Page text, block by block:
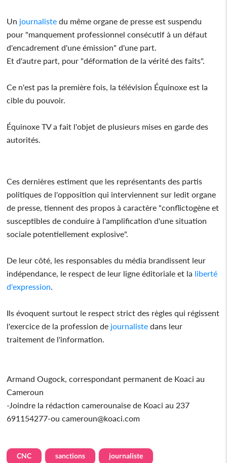
Un journaliste du même organe de presse est suspendu
pour "manquement professionnel consécutif à un défaut
d'encadrement d'une émission" d'une part.
Et d'autre part, pour "déformation de la vérité des faits".
Ce n'est pas la première fois, la télévision Équinoxe est la
cible du pouvoir.
Équinoxe TV a fait l'objet de plusieurs mises en garde des
autorités.
Ces dernières estiment que les représentants des partis
politiques de l'opposition qui interviennent sur ledit organe
de presse, tiennent des propos à caractère "conflictogène et
susceptibles de conduire à l'amplification d'une situation
sociale potentiellement explosive".
De leur côté, les responsables du média brandissent leur
indépendance, le respect de leur ligne éditoriale et la liberté
d'expression
Ils évoquent surtout le respect strict des règles qui régissent
l'exercice de la profession de journaliste dans leur
traitement de l'information.
Armand Ougock, correspondant permanent de Koaci au
Cameroun
-Joindre la rédaction camerounaise de Koaci au 237
691154277-ou cameroun@koaci.com
CNC sanctions journaliste